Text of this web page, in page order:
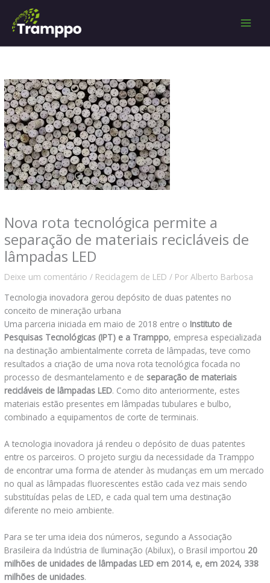
para
conteúdo
Nova rota tecnológica permite a
separação de materiais recicláveis de
lâmpadas LED
Deixe um comentário / Reciclagem de LED / PorAlberto Barbosa
Tecnologia inovadora gerou depósito de duas patentes no
conceito de mineração urbana
Uma parceria iniciada em maio de 2018 entre o Instituto de
Pesquisas Tecnológicas (IPT) e a Tramppo, empresa especializada
na destinação ambientalmente correta de lâmpadas, teve como
resultados a criação de uma nova rota tecnológica focada no
processo de desmantelamento e de separação de materiais
recicláveis de lâmpadas LED. Como dito anteriormente, estes
materiais estão presentes em lâmpadas tubulares e bulbo,
combinado a equipamentos de corte de terminais.
A tecnologia inovadora já rendeu o depósito de duas patentes
entre os parceiros. O projeto surgiu da necessidade da Tramppo
de encontrar uma forma de atender às mudanças em um mercado
no qual as lâmpadas fluorescentes estão cada vez mais sendo
substituídas pelas de LED, e cada qual tem uma destinação
diferente no meio ambiente.
Para se ter uma ideia dos números, segundo a Associação
Brasileira da Indústria de Iluminação (Abilux), o Brasil importou 20
milhões de unidades de lâmpadas LED em 2014, e, em 2024, 338
milhões de unidades.